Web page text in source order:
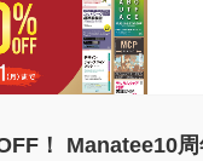
！ Manatee10